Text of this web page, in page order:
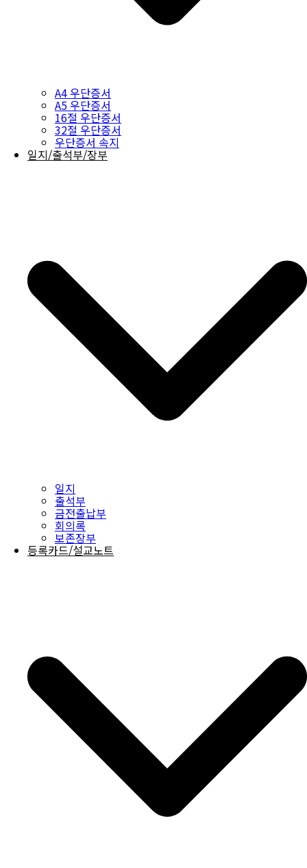
A4 우단증서
A5 우단증서
16절 우단증서
32절 우단증서
우단증서 속지
일지/출석부/장부
일지
출석부
금전출납부
회의록
보존장부
등록카드/설교노트